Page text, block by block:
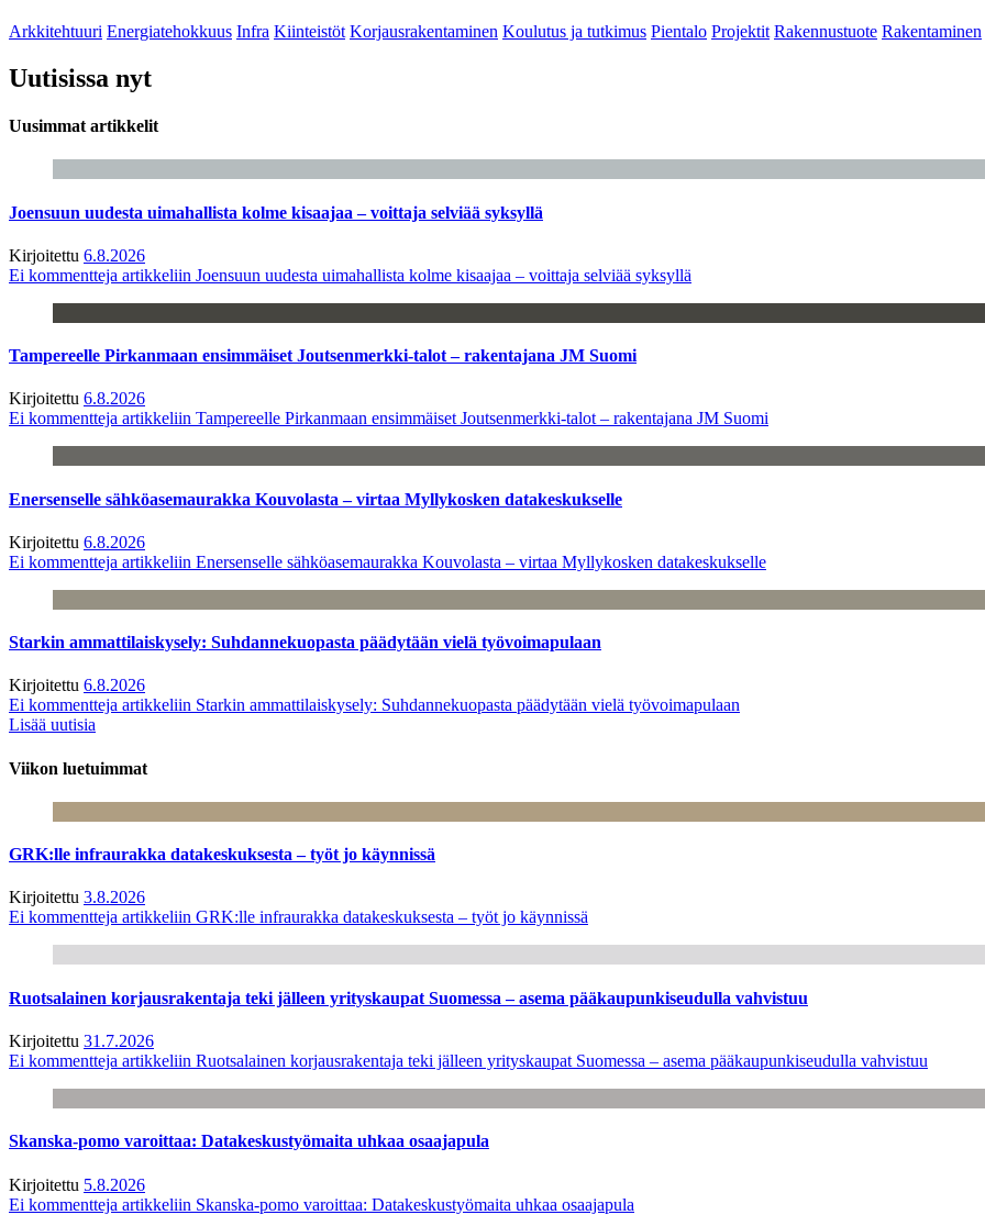
Arkkitehtuuri Energiatehokkuus Infra Kiinteistöt Korjausrakentaminen Koulutus ja tutkimus Pientalo Projektit Rakennustuote Rakentaminen
Uutisissa nyt
Uusimmat artikkelit
Joensuun uudesta uimahallista kolme kisaajaa – voittaja selviää syksyllä
Kirjoitettu 6.8.2026
Ei kommentteja artikkeliin Joensuun uudesta uimahallista kolme kisaajaa – voittaja selviää syksyllä
Tampereelle Pirkanmaan ensimmäiset Joutsenmerkki-talot – rakentajana JM Suomi
Kirjoitettu 6.8.2026
Ei kommentteja artikkeliin Tampereelle Pirkanmaan ensimmäiset Joutsenmerkki-talot – rakentajana JM Suomi
Enersenselle sähköasemaurakka Kouvolasta – virtaa Myllykosken datakeskukselle
Kirjoitettu 6.8.2026
Ei kommentteja artikkeliin Enersenselle sähköasemaurakka Kouvolasta – virtaa Myllykosken datakeskukselle
Starkin ammattilaiskysely: Suhdannekuopasta päädytään vielä työvoimapulaan
Kirjoitettu 6.8.2026
Ei kommentteja artikkeliin Starkin ammattilaiskysely: Suhdannekuopasta päädytään vielä työvoimapulaan
Lisää uutisia
Viikon luetuimmat
GRK:lle infraurakka datakeskuksesta – työt jo käynnissä
Kirjoitettu 3.8.2026
Ei kommentteja artikkeliin GRK:lle infraurakka datakeskuksesta – työt jo käynnissä
Ruotsalainen korjausrakentaja teki jälleen yrityskaupat Suomessa – asema pääkaupunkiseudulla vahvistuu
Kirjoitettu 31.7.2026
Ei kommentteja artikkeliin Ruotsalainen korjausrakentaja teki jälleen yrityskaupat Suomessa – asema pääkaupunkiseudulla vahvistuu
Skanska-pomo varoittaa: Datakeskustyömaita uhkaa osaajapula
Kirjoitettu 5.8.2026
Ei kommentteja artikkeliin Skanska-pomo varoittaa: Datakeskustyömaita uhkaa osaajapula